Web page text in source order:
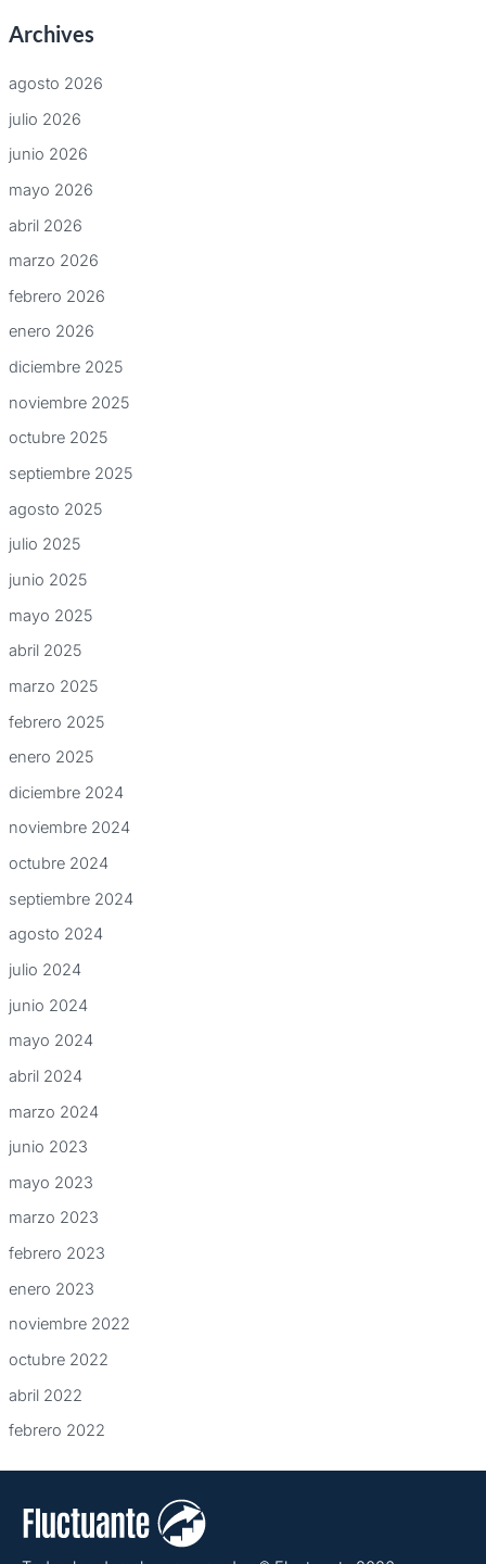
Archives
agosto 2026
julio 2026
junio 2026
mayo 2026
abril 2026
marzo 2026
febrero 2026
enero 2026
diciembre 2025
noviembre 2025
octubre 2025
septiembre 2025
agosto 2025
julio 2025
junio 2025
mayo 2025
abril 2025
marzo 2025
febrero 2025
enero 2025
diciembre 2024
noviembre 2024
octubre 2024
septiembre 2024
agosto 2024
julio 2024
junio 2024
mayo 2024
abril 2024
marzo 2024
junio 2023
mayo 2023
marzo 2023
febrero 2023
enero 2023
noviembre 2022
octubre 2022
abril 2022
febrero 2022